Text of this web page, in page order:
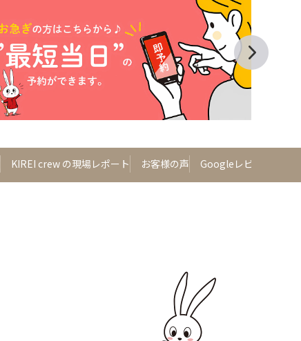
KIREI crew の現場レポート お客様の声 Googleレビュー